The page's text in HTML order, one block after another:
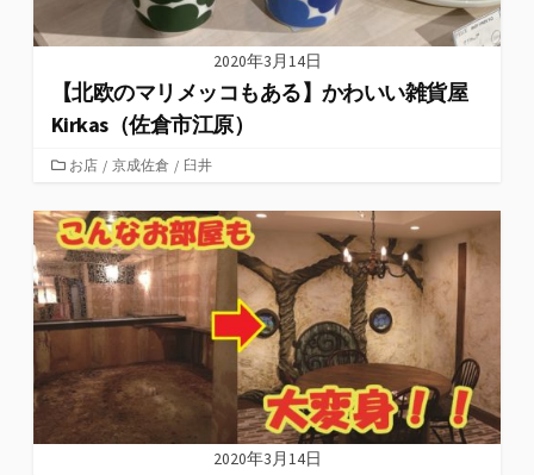
2020年3月14日
【北欧のマリメッコもある】かわいい雑貨屋
Kirkas（佐倉市江原）
カ
ゴ
リ
ー
お店 / 京成佐倉 / 臼井
2020年3月14日